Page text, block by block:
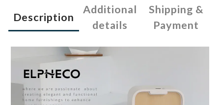
Description
Additional
details
Shipping &
Payment